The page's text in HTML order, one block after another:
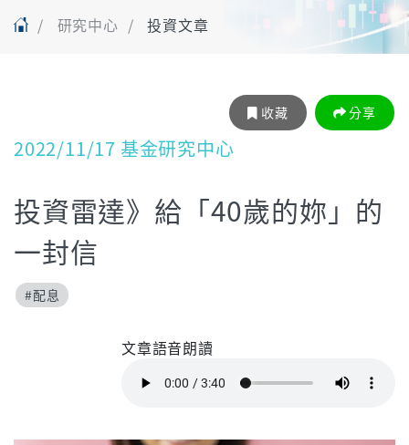
研究中心 投資文章
收藏 分享
2022/11/17 基金研究中心
投資雷達》給「40歲的妳」的
一封信
#配息
文章語音朗讀